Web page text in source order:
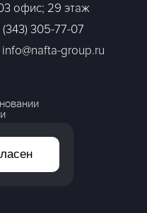
офис; 29 этаж
(343) 305-77-07
group.ru